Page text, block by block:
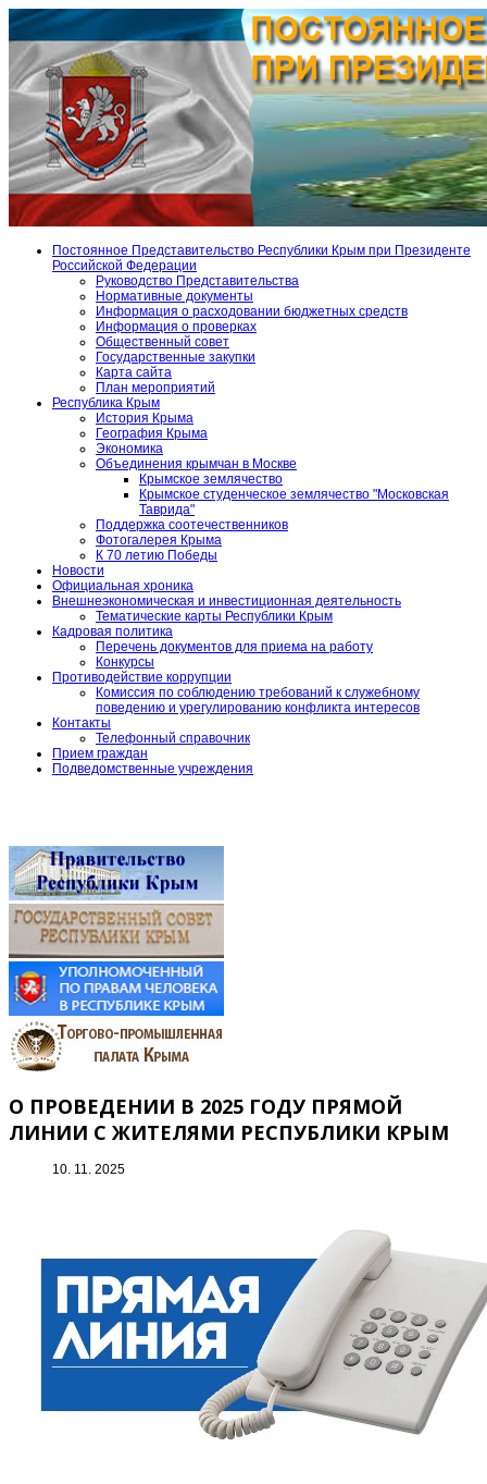
Постоянное Представительство Республики Крым при Президенте
Российской Федерации
Руководство Представительства
Нормативные документы
Информация о расходовании бюджетных средств
Информация о проверках
Общественный совет
Государственные закупки
Карта сайта
План мероприятий
Республика Крым
История Крыма
География Крыма
Экономика
Объединения крымчан в Москве
Крымское землячество
Крымское студенческое землячество "Московская
Таврида"
Поддержка соотечественников
Фотогалерея Крыма
К 70 летию Победы
Новости
Официальная хроника
Внешнеэкономическая и инвестиционная деятельность
Тематические карты Республики Крым
Кадровая политика
Перечень документов для приема на работу
Конкурсы
Противодействие коррупции
Комиссия по соблюдению требований к служебному
поведению и урегулированию конфликта интересов
Контакты
Телефонный справочник
Прием граждан
Подведомственные учреждения
О ПРОВЕДЕНИИ В 2025 ГОДУ ПРЯМОЙ
ЛИНИИ С ЖИТЕЛЯМИ РЕСПУБЛИКИ КРЫМ
10. 11. 2025